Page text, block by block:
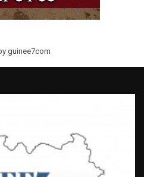
guinee7com